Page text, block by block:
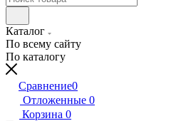
Каталог
По всему сайту
По каталогу
Сравнение0
Отложенные 0
Корзина 0